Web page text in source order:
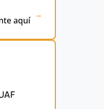
aquí